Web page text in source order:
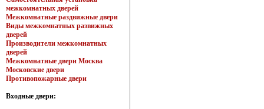
межкомнатных дверей
Межкомнатные раздвижные двери
Виды межкомнатных развижных
дверей
Производители межкомнатных
дверей
Межкомнатные двери Москва
Московские двери
Противопожарные двери
Входные двери: